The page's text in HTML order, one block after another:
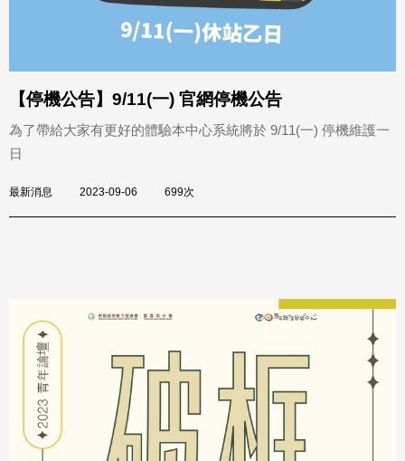
【停機公告】9/11(一) 官網停機公告
為了帶給大家有更好的體驗本中心系統將於 9/11(一) 停機維護一
日
最新消息 2023-09-06 699次